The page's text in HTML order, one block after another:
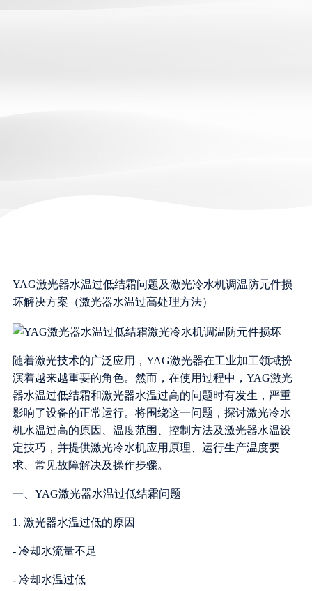
YAG激光器水温过低结霜问题及激光冷水机调温防元件损
坏解决方案（激光器水温过高处理方法）
随着激光技术的广泛应用，YAG激光器在工业加工领域扮
演着越来越重要的角色。然而，在使用过程中，YAG激光
器水温过低结霜和激光器水温过高的问题时有发生，严重
影响了设备的正常运行。将围绕这一问题，探讨激光冷水
机水温过高的原因、温度范围、控制方法及激光器水温设
定技巧，并提供激光冷水机应用原理、运行生产温度要
求、常见故障解决及操作步骤。
一、YAG激光器水温过低结霜问题
1. 激光器水温过低的原因
- 冷却水流量不足
- 冷却水温过低